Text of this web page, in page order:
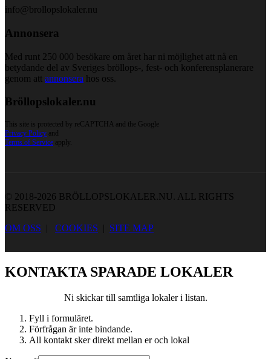
info@brollopslokaler.nu
Annonsera
Med runt 250 000 besökare om året har ni möjlighet att nå en
betydande del av Sveriges bröllops-, fest- och konferensplanerare
genom att annonsera hos oss.
Bröllopslokaler.nu
This site is protected by reCAPTCHA and the Google
Privacy Policy and
Terms of Service apply.
© 2018-2026 BRÖLLOPSLOKALER.NU. ALL RIGHTS
RESERVED
OM OSS | COOKIES | SITE MAP
KONTAKTA SPARADE LOKALER
Ni skickar till samtliga lokaler i listan.
Fyll i formuläret.
Förfrågan är inte bindande.
All kontakt sker direkt mellan er och lokal